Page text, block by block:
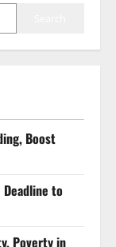
Boost
Deadline to
Poverty in